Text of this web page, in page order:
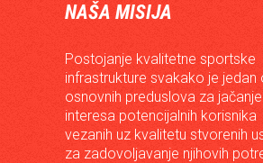
NAŠA MISIJA
Postojanje kvalitetne sportske
infrastrukture svakako je jedan
osnovnih preduslova za jačanje
interesa potencijalnih korisnika
vezanih uz kvalitetu stvorenih
za zadovoljavanje njihovih